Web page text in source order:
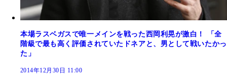
本場ラスベガスで唯一メインを戦った西岡利晃が激白！ 「全
階級で最も高く評価されていたドネアと、男として戦いたかっ
た」
2014年12月30日 11:00